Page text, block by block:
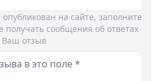
на сайте, заполните
получать сообщения об ответах
Ваш отзыв